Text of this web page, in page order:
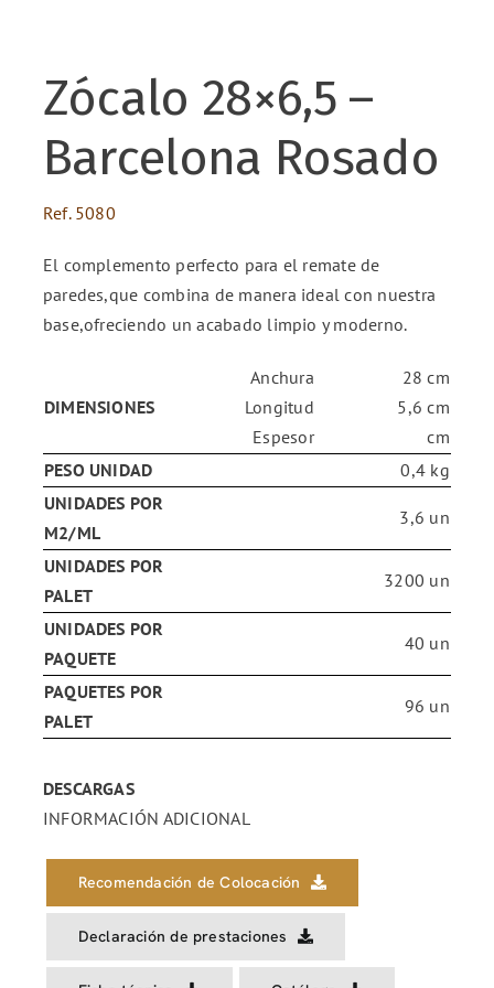
Zócalo 28×6,5 –
Barcelona Rosado
Ref. 5080
El complemento perfecto para el remate de
paredes,que combina de manera ideal con nuestra
base,ofreciendo un acabado limpio y moderno.
DIMENSIONES
Anchura
Longitud
Espesor
28 cm
5,6 cm
cm
PESO UNIDAD
0,4 kg
UNIDADES POR
M2/ML
3,6 un
UNIDADES POR
PALET
3200 un
UNIDADES POR
PAQUETE
40 un
PAQUETES POR
PALET
96 un
DESCARGAS
INFORMACIÓN ADICIONAL
Recomendación de Colocación
Declaración de prestaciones